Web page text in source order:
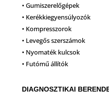
• Gumiszerelőgépek
• Kerékkiegyensúlyozók
• Kompresszorok
• Levegős szerszámok
• Nyomaték kulcsok
• Futómű állítók
DIAGNOSZTIKAI